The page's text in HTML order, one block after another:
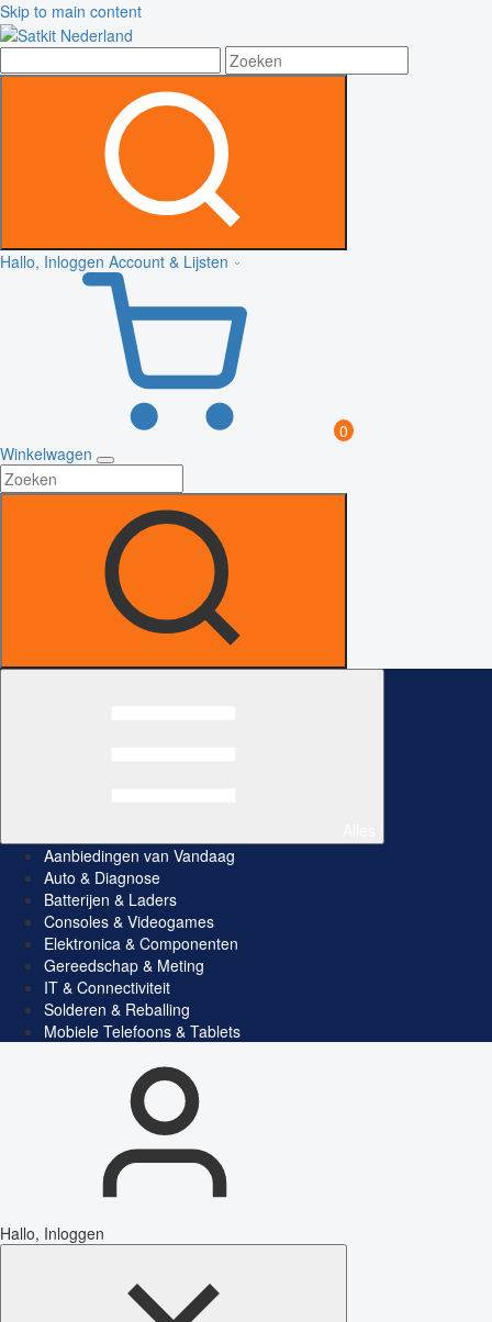
Skip to main content
Hallo, Inloggen Account & Lijsten
0
Winkelwagen
Aanbiedingen van Vandaag
Auto & Diagnose
Batterijen & Laders
Consoles & Videogames
Elektronica & Componenten
Gereedschap & Meting
IT & Connectiviteit
Solderen & Reballing
Mobiele Telefoons & Tablets
Hallo, Inloggen